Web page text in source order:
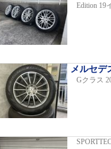
Edition 19
メルセデ
Gクラス